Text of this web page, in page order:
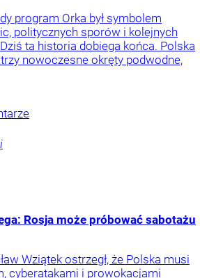
program Orka był symbolem
politycznych sporów i kolejnych
ta historia dobiega końca. Polska
nowoczesne okręty podwodne,
Rosja może próbować sabotażu
Wziątek ostrzegł, że Polska musi
cyberatakami i prowokacjami